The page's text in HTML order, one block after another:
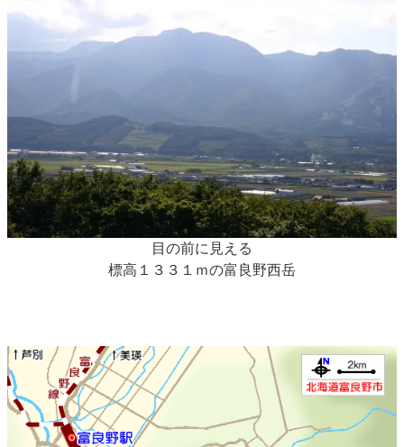
目の前に見える
標高１３３１ｍの富良野西岳